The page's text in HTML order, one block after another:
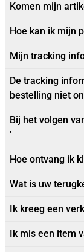
Komen mijn
Hoe kan ik mijn
Mijn tracking
De tracking
bestelling niet
Bij het volgen
'
Hoe ontvang ik
Wat is uw
Ik kreeg een
Ik mis een item